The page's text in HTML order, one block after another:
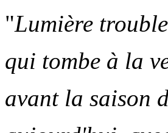
"Lumière
qui tombe à la
avant la saison